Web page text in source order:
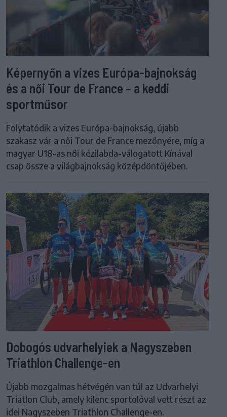
Képernyőn a vizes Európa-bajnokság
és a női Tour de France – a keddi
sportműsor
Folytatódik a vizes Európa-bajnokság, újabb
szakasz vár a női Tour de France mezőnyére, míg a
magyar U18-as női kézilabda-válogatott Kínával
csap össze a világbajnokság középdöntőjében.
Dobogós udvarhelyiek a Nagyszeben
Triathlon Challenge-en
Újabb mozgalmas hétvégén van túl az Udvarhelyi
Triatlon Club, amely kilenc sportolóval vett részt az
idei Nagyszeben Triathlon Challenge-en.